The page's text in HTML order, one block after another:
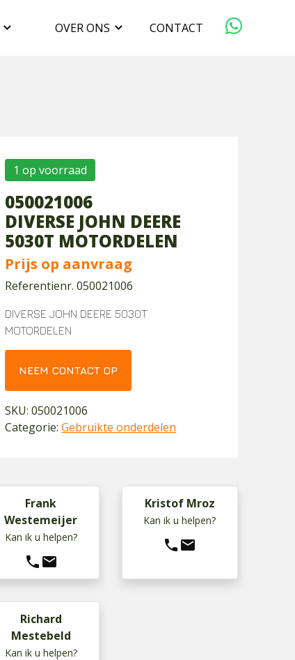
OVER ONS
DUURZAAMHEID
WERKEN BIJ
CONTACT
1 op voorraad
050021006
DIVERSE JOHN DEERE
5030T MOTORDELEN
Prijs op aanvraag
Referentienr. 050021006
DIVERSE JOHN DEERE 5030T
MOTORDELEN
NEEM CONTACT OP
SKU:050021006
Categorie:Gebruikte onderdelen
Frank
Westemeijer
Kan ik u helpen?
phone mail
Kristof Mroz
Kan ik u helpen?
phone mail
Richard
Mestebeld
Kan ik u helpen?